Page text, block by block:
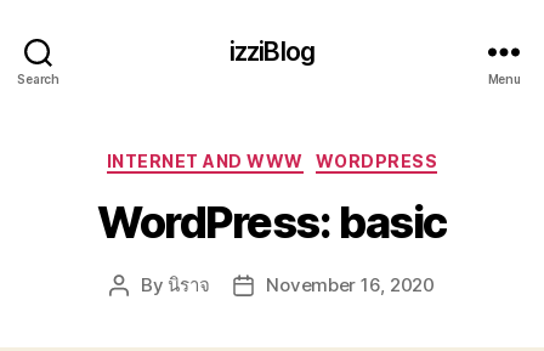
Search
izziBlog
Menu
Categories
INTERNET AND WWW WORDPRESS
WordPress: basic
Post
By นิราจ
PostNovember 16, 2020